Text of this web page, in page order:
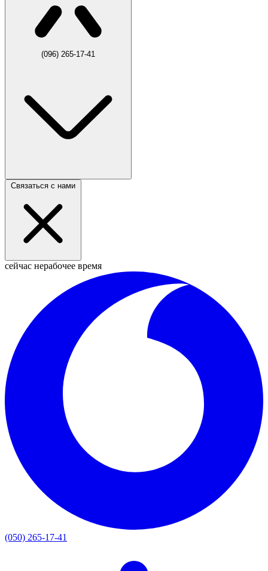
(096) 265-17-41
Связаться с нами
сейчас нерабочее время
(050) 265-17-41